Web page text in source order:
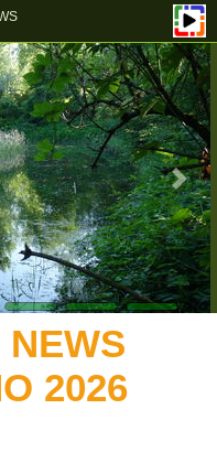
NEWS
2026